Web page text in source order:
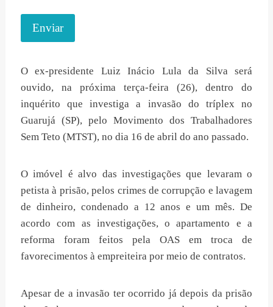
Enviar
O ex-presidente Luiz Inácio Lula da Silva será
ouvido, na próxima terça-feira (26), dentro do
inquérito que investiga a invasão do tríplex no
Guarujá (SP), pelo Movimento dos Trabalhadores
Sem Teto (MTST), no dia 16 de abril do ano passado.
O imóvel é alvo das investigações que levaram o
petista à prisão, pelos crimes de corrupção e lavagem
de dinheiro, condenado a 12 anos e um mês. De
acordo com as investigações, o apartamento e a
reforma foram feitos pela OAS em troca de
favorecimentos à empreiteira por meio de contratos.
Apesar de a invasão ter ocorrido já depois da prisão